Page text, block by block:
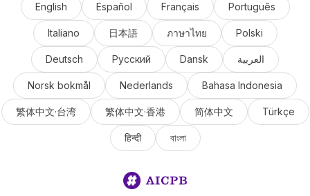
English Español Français Português
Italiano 日本語 ภาษาไทย Polski
Deutsch Русский Dansk العربية
Norsk bokmål Nederlands Bahasa Indonesia
繁体中文·台湾 繁体中文·香港 简体中文 Türkçe
हिन्दी বাংলা